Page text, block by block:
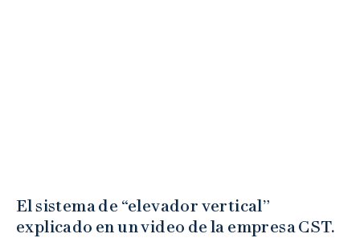
El sistema de “elevador vertical”
explicado en un video de la empresa CST.